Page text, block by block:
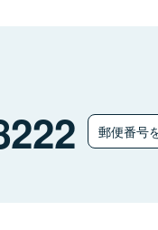
郵便番号